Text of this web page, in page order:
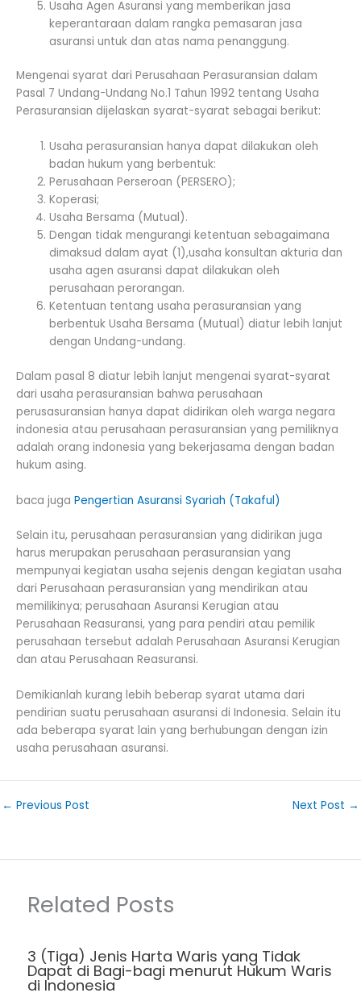
Usaha Agen Asuransi yang memberikan jasa
keperantaraan dalam rangka pemasaran jasa
asuransi untuk dan atas nama penanggung.
Mengenai syarat dari Perusahaan Perasuransian dalam
Pasal 7 Undang-Undang No.1 Tahun 1992 tentang Usaha
Perasuransian dijelaskan syarat-syarat sebagai berikut:
Usaha perasuransian hanya dapat dilakukan oleh
badan hukum yang berbentuk:
Perusahaan Perseroan (PERSERO);
Koperasi;
Usaha Bersama (Mutual).
Dengan tidak mengurangi ketentuan sebagaimana
dimaksud dalam ayat (1),usaha konsultan akturia dan
usaha agen asuransi dapat dilakukan oleh
perusahaan perorangan.
Ketentuan tentang usaha perasuransian yang
berbentuk Usaha Bersama (Mutual) diatur lebih lanjut
dengan Undang-undang.
Dalam pasal 8 diatur lebih lanjut mengenai syarat-syarat
dari usaha perasuransian bahwa perusahaan
perusasuransian hanya dapat didirikan oleh warga negara
indonesia atau perusahaan perasuransian yang pemiliknya
adalah orang indonesia yang bekerjasama dengan badan
hukum asing.
baca juga Pengertian Asuransi Syariah (Takaful)
Selain itu, perusahaan perasuransian yang didirikan juga
harus merupakan perusahaan perasuransian yang
mempunyai kegiatan usaha sejenis dengan kegiatan usaha
dari Perusahaan perasuransian yang mendirikan atau
memilikinya; perusahaan Asuransi Kerugian atau
Perusahaan Reasuransi, yang para pendiri atau pemilik
perusahaan tersebut adalah Perusahaan Asuransi Kerugian
dan atau Perusahaan Reasuransi.
Demikianlah kurang lebih beberap syarat utama dari
pendirian suatu perusahaan asuransi di Indonesia. Selain itu
ada beberapa syarat lain yang berhubungan dengan izin
usaha perusahaan asuransi.
← Previous Post Next Post →
Related Posts
3 (Tiga) Jenis Harta Waris yang Tidak
Dapat di Bagi-bagi menurut Hukum Waris
di Indonesia